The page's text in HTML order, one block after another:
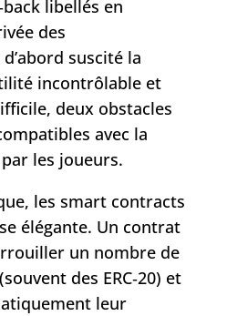
libellés en
des
suscité la
incontrôlable et
deux obstacles
avec la
les joueurs.
les smart contracts
élégante. Un contrat
un nombre de
des ERC‑20) et
leur